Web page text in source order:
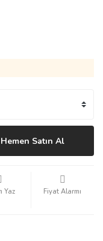
Hemen Satın Al
Yaz Fiyat Alarmı